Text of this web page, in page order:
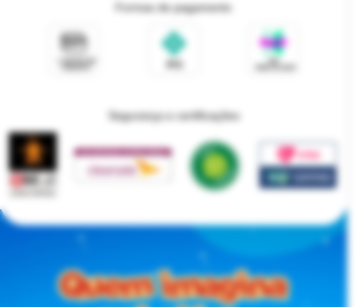
Formas de pagamento
Segurança e certificações